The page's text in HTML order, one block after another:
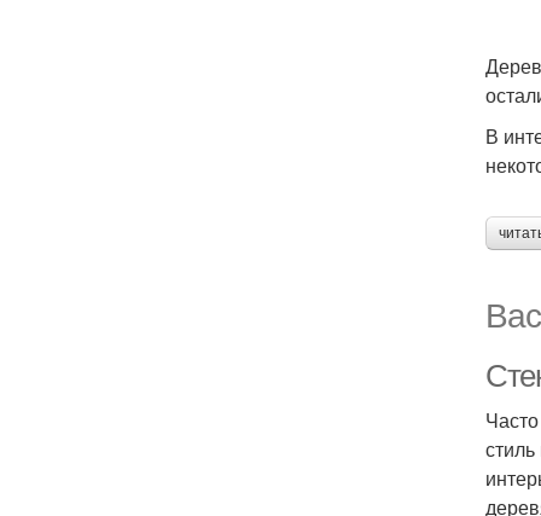
В